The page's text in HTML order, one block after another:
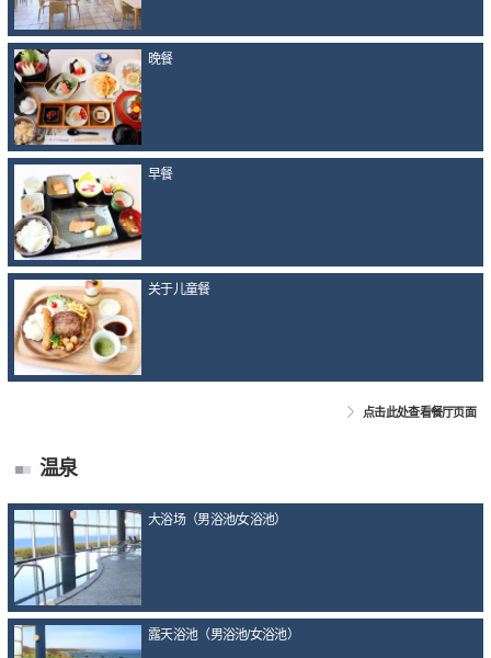
晚餐
早餐
关于儿童餐
点击此处查看餐厅页面
温泉
大浴场（男浴池/女浴池）
露天浴池（男浴池/女浴池）